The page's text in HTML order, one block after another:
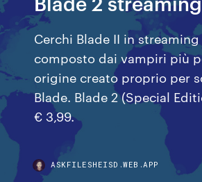
Cerchi Blade II in streaming
composto dai vampiri più
origine creato proprio per
Blade. Blade 2 (Special
€ 3,99.
ASKFILESHEISD.WEB.APP